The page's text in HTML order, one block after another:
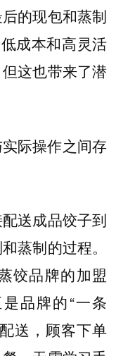
的现包和蒸制
成本和高灵活
这也带来了潜
际操作之间存
送成品饺子到
蒸制的过程。
饺品牌的加盟
品牌的“一条
送， 顾客下单